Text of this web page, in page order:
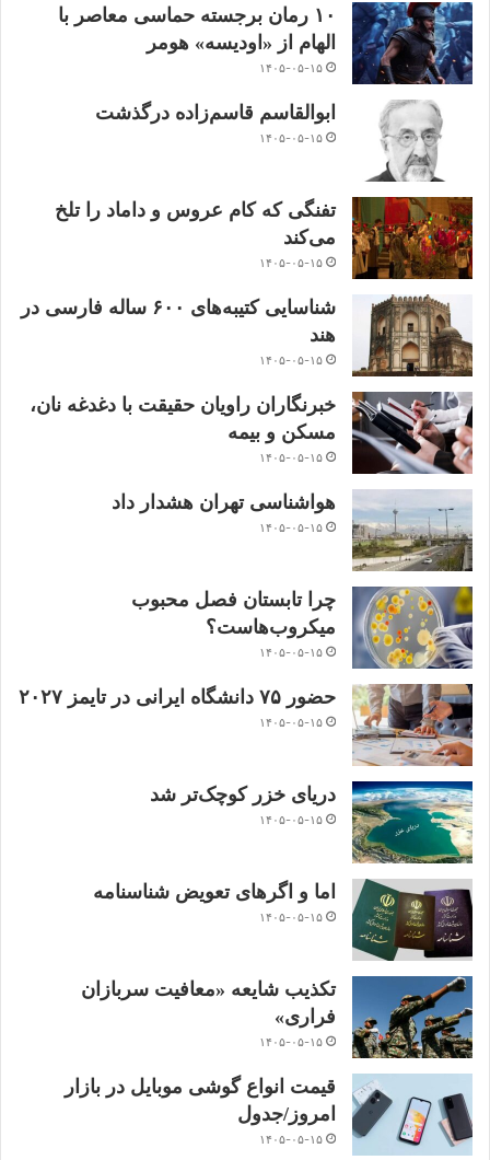
۱۰ رمان برجسته حماسی معاصر با
الهام از «اودیسه» هومر
۱۴۰۵-۰۵-۱۵
ابوالقاسم قاسم‌زاده درگذشت
۱۴۰۵-۰۵-۱۵
تفنگی که کام عروس و داماد را تلخ
می‌کند
۱۴۰۵-۰۵-۱۵
شناسایی کتیبه‌های ۶۰۰ ساله فارسی در
هند
۱۴۰۵-۰۵-۱۵
خبرنگاران راویان حقیقت با دغدغه نان،
مسکن و بیمه
۱۴۰۵-۰۵-۱۵
هواشناسی تهران هشدار داد
۱۴۰۵-۰۵-۱۵
چرا تابستان فصل محبوب
میکروب‌هاست؟
۱۴۰۵-۰۵-۱۵
حضور ۷۵ دانشگاه ایرانی در تایمز ۲۰۲۷
۱۴۰۵-۰۵-۱۵
دریای خزر کوچک‌تر شد
۱۴۰۵-۰۵-۱۵
اما و اگرهای تعویض شناسنامه
۱۴۰۵-۰۵-۱۵
تکذیب شایعه «معافیت سربازان
فراری»
۱۴۰۵-۰۵-۱۵
قیمت انواع گوشی موبایل در بازار
امروز/جدول
۱۴۰۵-۰۵-۱۵